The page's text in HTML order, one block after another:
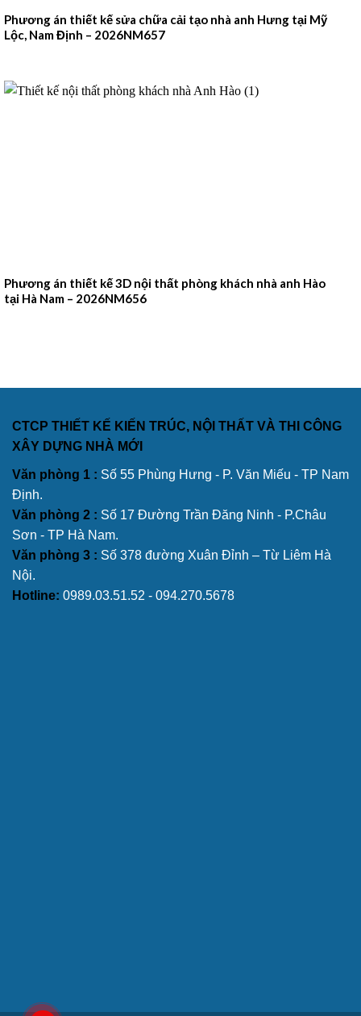
Phương án thiết kế sửa chữa cải tạo nhà anh Hưng tại Mỹ
Lộc, Nam Định – 2026NM657
Phương án thiết kế 3D nội thất phòng khách nhà anh Hào
tại Hà Nam – 2026NM656
CTCP THIẾT KẾ KIẾN TRÚC, NỘI THẤT VÀ THI CÔNG
XÂY DỰNG NHÀ MỚI
Văn phòng 1 : Số 55 Phùng Hưng - P. Văn Miếu - TP Nam
Định.
Văn phòng 2 : Số 17 Đường Trần Đăng Ninh - P.Châu
Sơn - TP Hà Nam.
Văn phòng 3 : Số 378 đường Xuân Đỉnh – Từ Liêm Hà
Nội.
Hotline: 0989.03.51.52 - 094.270.5678